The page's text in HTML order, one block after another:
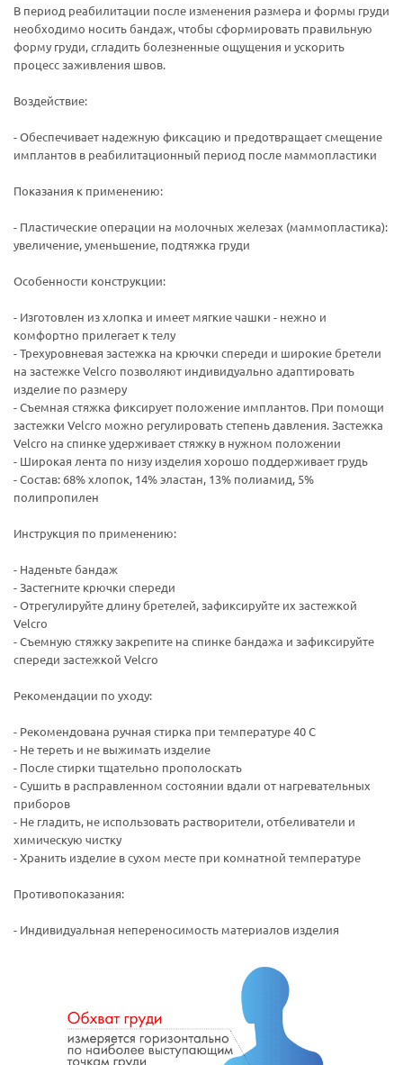
В период реабилитации после изменения размера и формы груди
необходимо носить бандаж, чтобы сформировать правильную
форму груди, сгладить болезненные ощущения и ускорить
процесс заживления швов.
Воздействие:
- Обеспечивает надежную фиксацию и предотвращает смещение
имплантов в реабилитационный период после маммопластики
Показания к применению:
- Пластические операции на молочных железах (маммопластика):
увеличение, уменьшение, подтяжка груди
Особенности конструкции:
- Изготовлен из хлопка и имеет мягкие чашки - нежно и
комфортно прилегает к телу
- Трехуровневая застежка на крючки спереди и широкие бретели
на застежке Velcro позволяют индивидуально адаптировать
изделие по размеру
- Съемная стяжка фиксирует положение имплантов. При помощи
застежки Velcro можно регулировать степень давления. Застежка
Velcro на спинке удерживает стяжку в нужном положении
- Широкая лента по низу изделия хорошо поддерживает грудь
- Состав: 68% хлопок, 14% эластан, 13% полиамид, 5%
полипропилен
Инструкция по применению:
- Наденьте бандаж
- Застегните крючки спереди
- Отрегулируйте длину бретелей, зафиксируйте их застежкой
Velcro
- Съемную стяжку закрепите на спинке бандажа и зафиксируйте
спереди застежкой Velcro
Рекомендации по уходу:
- Рекомендована ручная стирка при температуре 40 С
- Не тереть и не выжимать изделие
- После стирки тщательно прополоскать
- Сушить в расправленном состоянии вдали от нагревательных
приборов
- Не гладить, не использовать растворители, отбеливатели и
химическую чистку
- Хранить изделие в сухом месте при комнатной температуре
Противопоказания:
- Индивидуальная непереносимость материалов изделия